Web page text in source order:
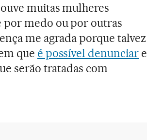
muitas mulheres
por medo ou por outras
me agrada porque talvez
que é possível denunciar e
serão tratadas com